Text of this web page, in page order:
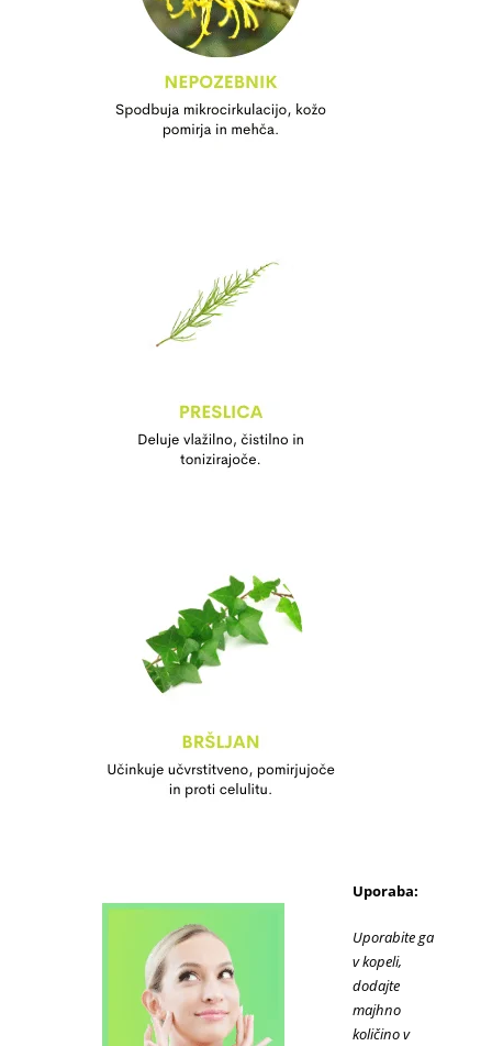
Uporaba:
Uporabite ga
v kopeli,
dodajte
majhno
količino v